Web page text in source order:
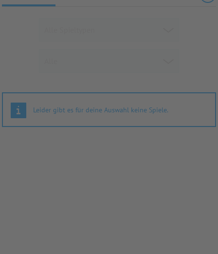
Leider gibt es für deine Auswahl keine Spiele.